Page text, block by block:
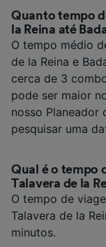
Quanto tempo
la Reina até
O tempo médio
de la Reina e
cerca de 3
pode ser maior
nosso Planeador
pesquisar uma
Qual é o tempo
Talavera de la
O tempo de
Talavera de la
minutos.